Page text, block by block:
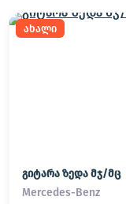
ახალი
გიტარა ზედა მჯ/მც
Mercedes-Benz